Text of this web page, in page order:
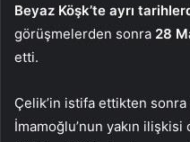
Beyaz Köşk’te ayrı
görüşmelerden sonra 28
etti.
Çelik’in istifa ettikten sonra
İmamoğlu’nun yakın